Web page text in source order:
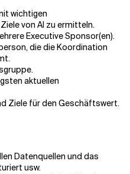
wichtigen
von AI zu ermitteln.
Executive Sponsor(en).
die die Koordination
aktuellen
Ziele für den Geschäftswert.
Datenquellen und das
usw.